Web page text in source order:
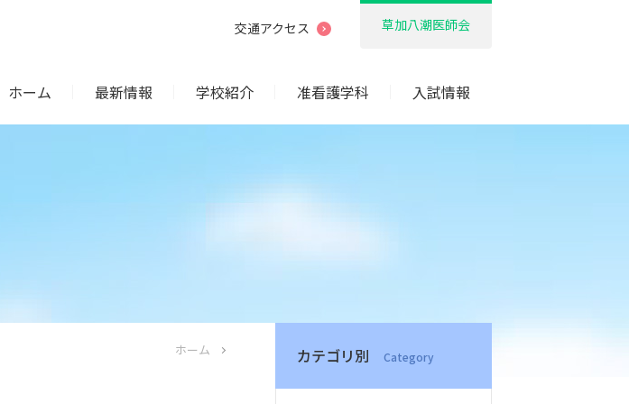
交通アクセス 草加八潮医師会
ホーム 最新情報 学校紹介 准看護学科 入試情報
ホーム カテゴリ別 Category